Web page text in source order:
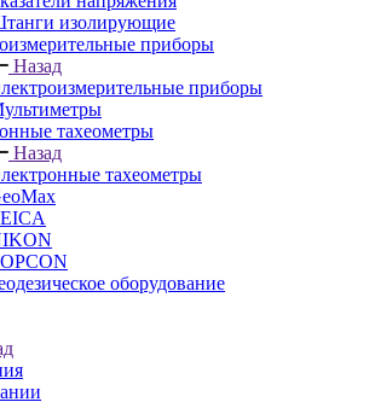
изолирующие
приборы
Назад
приборы
тахеометры
Назад
тахеометры
оборудование